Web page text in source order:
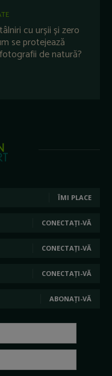
cu urșii și zero
se protejează
de natură?
ÎMI PLACE
CONECTAȚI-VĂ
CONECTAȚI-VĂ
CONECTAȚI-VĂ
ABONAȚI-VĂ